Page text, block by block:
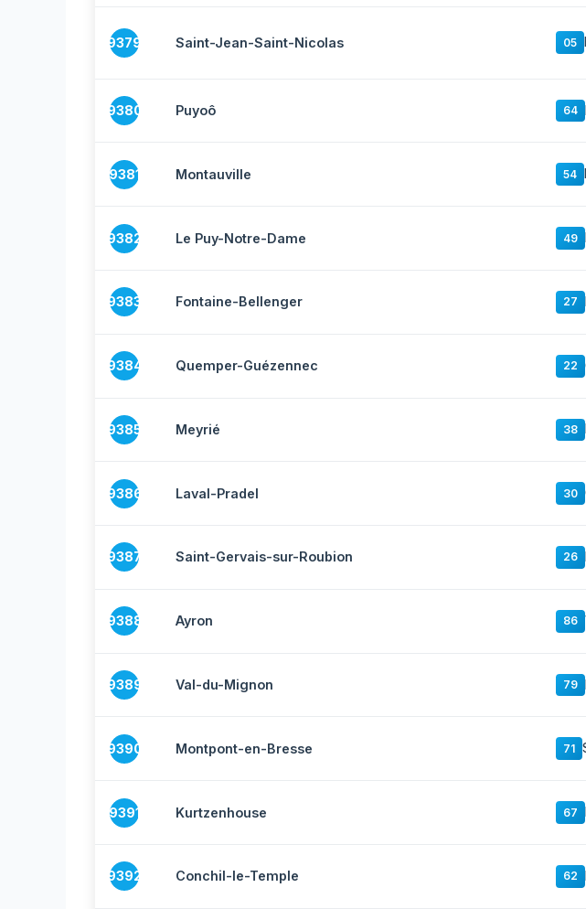
9379 Saint-Jean-Saint-Nicolas 05
9380 Puyoô 64
9381 Montauville 54
9382 Le Puy-Notre-Dame 49
9383 Fontaine-Bellenger 27
9384 Quemper-Guézennec 22
9385 Meyrié 38
9386 Laval-Pradel 30
9387 Saint-Gervais-sur-Roubion 26
9388 Ayron 86
9389 Val-du-Mignon 79
9390 Montpont-en-Bresse 71
9391 Kurtzenhouse 67
9392 Conchil-le-Temple 62